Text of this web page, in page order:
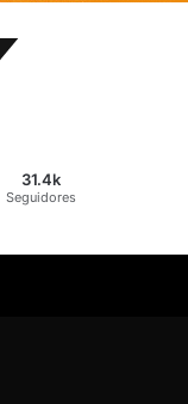
31.4k
Seguidores